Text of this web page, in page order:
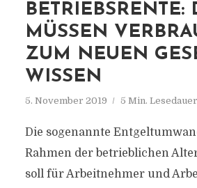
BETRIEBSRENTE:
MÜSSEN
ZUM NEUEN
WISSEN
5. November 2019 5 Min. Lesedauer
Die sogenannte
Rahmen der betrieblichen
soll für Arbeitnehmer und